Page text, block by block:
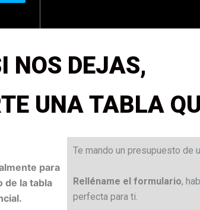
NOS DEJAS,
UNA TABLA
para
de la tabla
Te mando un presupuesto de
Relléname el formulario,
perfecta para ti.